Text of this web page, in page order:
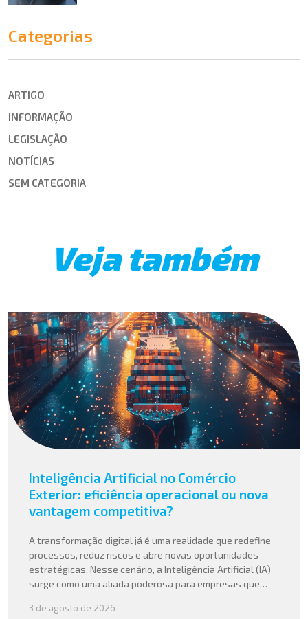
Categorias
ARTIGO
INFORMAÇÃO
LEGISLAÇÃO
NOTÍCIAS
SEM CATEGORIA
Veja também
Inteligência Artificial no Comércio
Exterior: eficiência operacional ou nova
vantagem competitiva?
A transformação digital já é uma realidade que redefine
processos, reduz riscos e abre novas oportunidades
estratégicas. Nesse cenário, a Inteligência Artificial (IA)
surge como uma aliada poderosa para empresas que
suas operações internacionais. Mais do que automatizar
3 de agosto de 2026